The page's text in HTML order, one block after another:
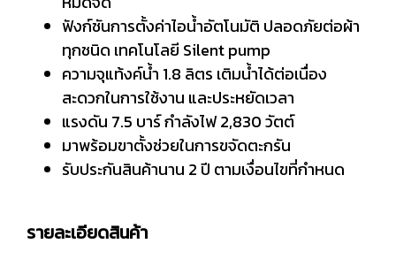
ฟังก์ชันการตั้งค่าไอน้ำอัตโนมัติ ปลอดภัยต่อผ้า
ทุกชนิด เทคโนโลยี Silent pump
ความจุแท้งค์น้ำ 1.8 ลิตร เติมน้ำได้ต่อเนื่อง
สะดวกในการใช้งาน และประหยัดเวลา
แรงดัน 7.5 บาร์ กำลังไฟ 2,830 วัตต์
มาพร้อมขาตั้งช่วยในการขจัดตะกรัน
รับประกันสินค้านาน 2 ปี ตามเงื่อนไขที่กำหนด
รายละเอียดสินค้า